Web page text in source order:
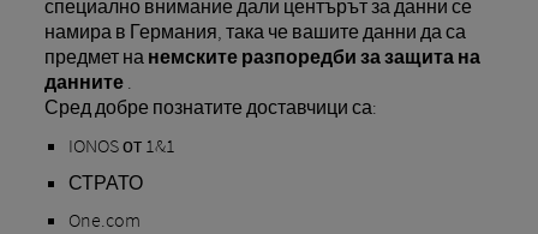
специално внимание дали центърът за данни се
намира в Германия, така че вашите данни да са
предмет на немските разпоредби за защита на
данните.
Сред добре познатите доставчици са:
IONOS от 1&1
СТРАТО
One.com